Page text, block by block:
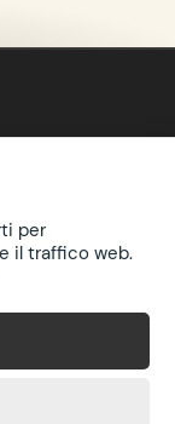
con licenza
per
il traffico web.